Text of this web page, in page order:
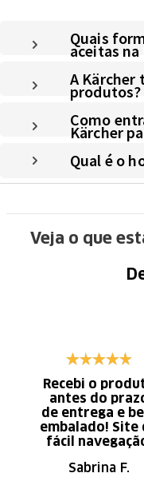
Quais
aceitas
A Kärcher
produtos?
Como
Kärcher
Qual é o
Veja o que
Recebi o
antes do
de entrega e
embalado! Site
fácil
Sabrina F.